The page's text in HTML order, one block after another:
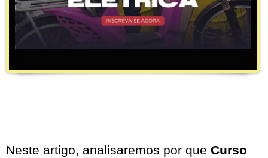
Neste artigo, analisaremos por que Curso